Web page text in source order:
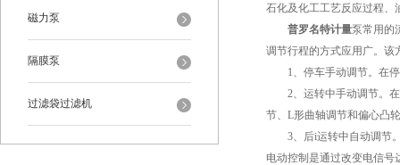
磁力泵
隔膜泵
过滤袋过滤机
石化及化工工艺反应过程、
普罗名特计量泵常用的
调节行程的方式应用广。该
1、停车手动调节。在停
2、运转中手动调节。在
节、L形曲轴调节和偏心凸
3、后i运转中自动调节。
电动控制是通过改变电信号